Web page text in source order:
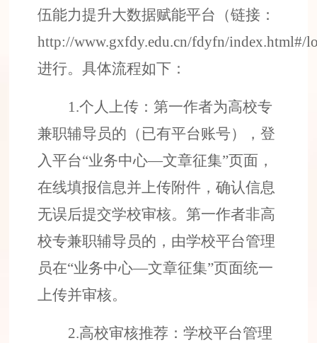
伍能力提升大数据赋能平台 （链接：
http://www.gxfdy.edu.cn/fdyfn/index.html#/
进行。具体流程如下：
1.个人上传 ： 第一作者为高校专
兼职辅导员的（已有平台账号）
，登
入平台“业务中心—文章征集”页面，
在线填报信息并上传附件，确认信息
无误后提交学校审核。 第一作者非高
校专兼职辅导员的， 由学校平台管理
员在“业务中心—文章征集”页面统一
上传并审核。
2.高校审核推荐 ：学校平台管理